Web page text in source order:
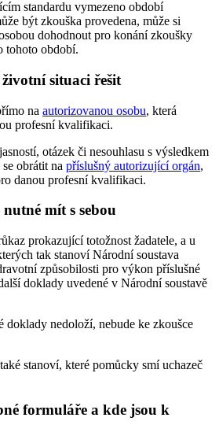
standardu vymezeno období
být zkouška provedena, může si
dohodnout pro konání zkoušky
tohoto období.
situaci řešit
na autorizovanou osobu, která
profesní kvalifikaci.
otázek či nesouhlasu s výsledkem
obrátit na příslušný autorizující orgán,
danou profesní kvalifikaci.
mít s sebou
prokazující totožnost žadatele, a u
tak stanoví Národní soustava
způsobilosti pro výkon příslušné
doklady uvedené v Národní soustavě
doklady nedoloží, nebude ke zkoušce
stanoví, které pomůcky smí uchazeč
formuláře a kde jsou k